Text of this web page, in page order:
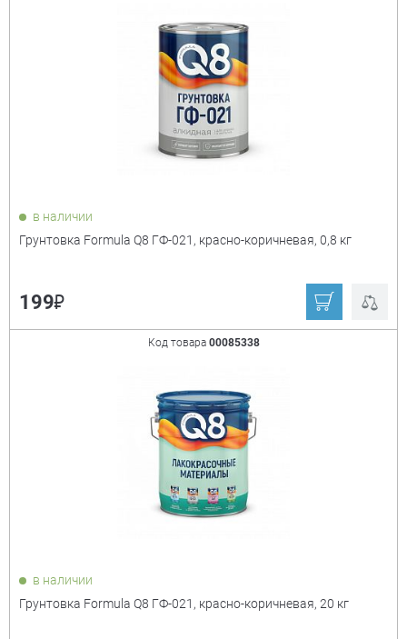
в наличии
Грунтовка Formula Q8 ГФ-021, красно-коричневая, 0,8 кг
199₽
Код товара 00085338
в наличии
Грунтовка Formula Q8 ГФ-021, красно-коричневая, 20 кг